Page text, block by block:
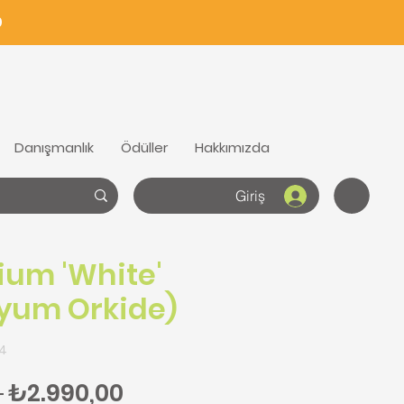
Danışmanlık Ödüller Hakkımızda
Giriş
'White'
Orkide)
Normal Fiyat
₺2.990,00